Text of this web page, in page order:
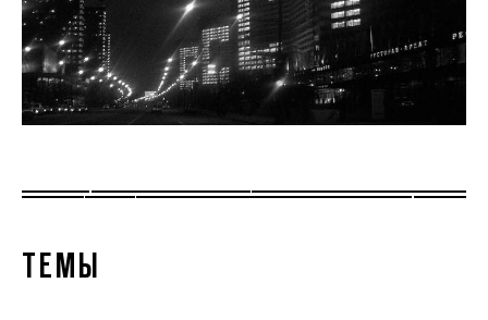
ТЕМЫ